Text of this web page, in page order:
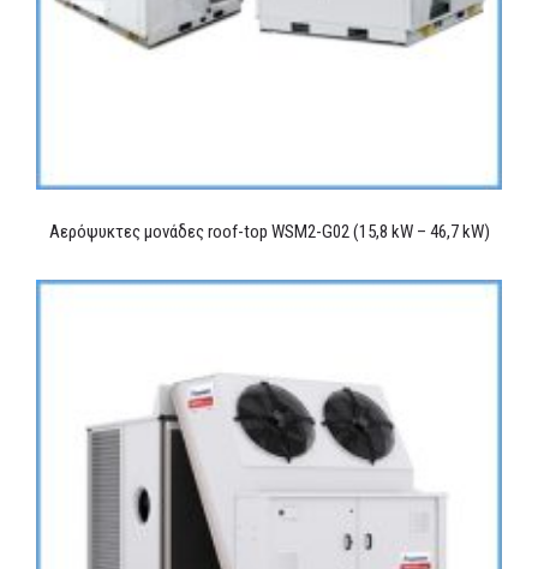
Αερόψυκτες μονάδες roof-top WSM2-G02 (15,8 kW – 46,7 kW)